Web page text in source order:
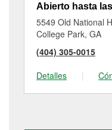
Abierto hasta
5549 Old National
College Park, GA
(404) 305-0015
Detalles
|